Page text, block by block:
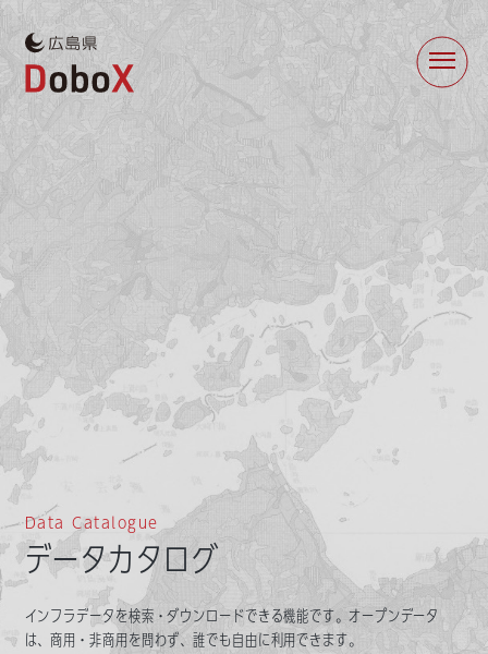
Data Catalogue
データカタログ
インフラデータを検索・ダウンロードできる機能です。オープンデータ
は、商用・非商用を問わず、誰でも自由に利用できます。